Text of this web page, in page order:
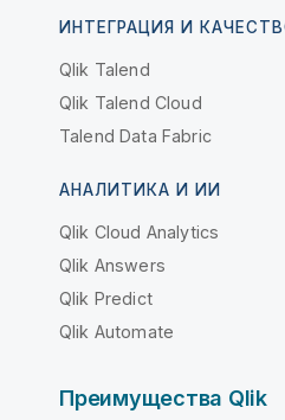
ИНТЕГРАЦИЯ И
Qlik Talend
Qlik Talend Cloud
Talend Data Fabric
АНАЛИТИКА И ИИ
Qlik Cloud Analytics
Qlik Answers
Qlik Predict
Qlik Automate
Преимущества Qlik